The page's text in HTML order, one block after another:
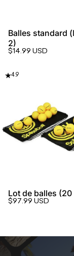
Balles standard
2)
$14.99 USD
4.9
Lot de balles
$97.99 USD